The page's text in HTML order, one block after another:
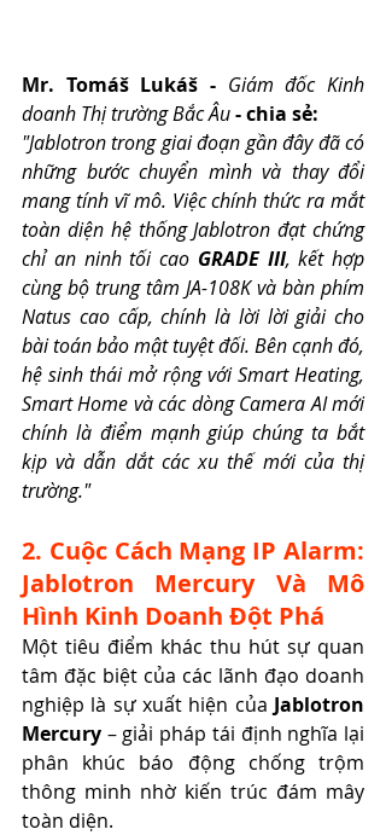
Mr. Tomáš Lukáš - Giám đốc Kinh
doanh Thị trường Bắc Âu - chia sẻ:
"Jablotron trong giai đoạn gần đây đã có
những bước chuyển mình và thay đổi
mang tính vĩ mô. Việc chính thức ra mắt
toàn diện hệ thống Jablotron đạt chứng
chỉ an ninh tối cao GRADE III, kết hợp
cùng bộ trung tâm JA-108K và bàn phím
Natus cao cấp, chính là lời lời giải cho
bài toán bảo mật tuyệt đối. Bên cạnh đó,
hệ sinh thái mở rộng với Smart Heating,
Smart Home và các dòng Camera AI mới
chính là điểm mạnh giúp chúng ta bắt
kịp và dẫn dắt các xu thế mới của thị
trường."
2. Cuộc Cách Mạng IP Alarm:
Jablotron Mercury Và Mô
Hình Kinh Doanh Đột Phá
Một tiêu điểm khác thu hút sự quan
tâm đặc biệt của các lãnh đạo doanh
nghiệp là sự xuất hiện của Jablotron
Mercury – giải pháp tái định nghĩa lại
phân khúc báo động chống trộm
thông minh nhờ kiến trúc đám mây
toàn diện.